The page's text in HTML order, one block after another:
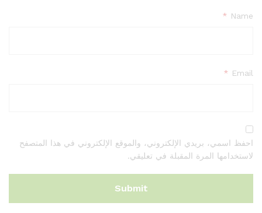
Name
*
Email
*
احفظ اسمي، بريدي الإلكتروني، والموقع الإلكتروني في هذا المتصفح
لاستخدامها المرة المقبلة في تعليقي.